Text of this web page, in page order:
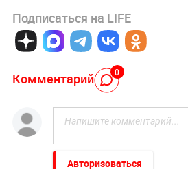
Подписаться на LIFE
Комментарий 0
Авторизоваться